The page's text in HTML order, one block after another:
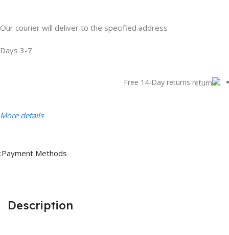
Our courier will deliver to the specified address
3-7 Days
Free 14-Day returns
More details
Payment Methods:
Description